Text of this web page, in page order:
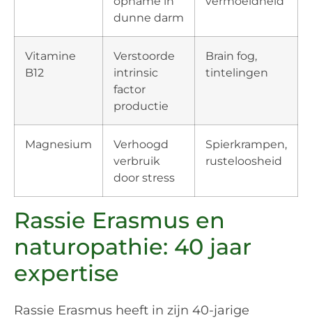
dunne darm
Vitamine
B12
Verstoorde
intrinsic
factor
productie
Brain fog,
tintelingen
Magnesium
Verhoogd
verbruik
door stress
Spierkrampen,
rusteloosheid
Rassie Erasmus en
naturopathie: 40 jaar
expertise
Rassie Erasmus heeft in zijn 40-jarige